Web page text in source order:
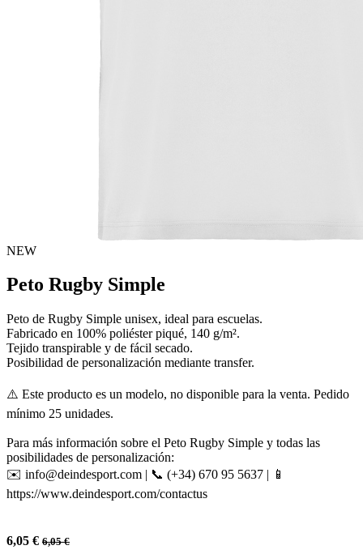
NEW
Peto Rugby Simple
Peto de Rugby Simple unisex, ideal para escuelas.
Fabricado en 100% poliéster piqué, 140 g/m².
Tejido transpirable y de fácil secado.
Posibilidad de personalización mediante transfer.
⚠️ Este producto es un modelo, no disponible para la venta. Pedido
mínimo 25 unidades.
Para más información sobre el Peto Rugby Simple y todas las
posibilidades de personalización:
✉️ info@deindesport.com | 📞 (+34) 670 95 5637 | 📱
https://www.deindesport.com/contactus
6,05 € 6,05€